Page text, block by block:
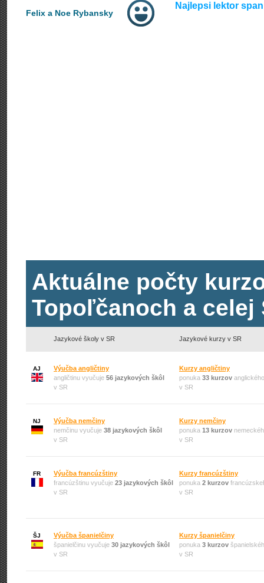
Felix a Noe Rybansky
Najlepsi lektor
Aktuálne počty
Topoľčanoch a celej
Jazykové školy v SR Jazykové kurzy v SR
AJ
Výučba angličtiny
angličtinu vyučuje 56 jazykových škôl
v SR
Kurzy angličtiny
ponuka 33 kurzov
v SR
NJ
Výučba nemčiny
nemčinu vyučuje 38 jazykových škôl
v SR
Kurzy nemčiny
ponuka 13 kurzov
v SR
FR
Výučba francúzštiny
francúzštinu vyučuje 23 jazykových škôl
v SR
Kurzy francúzštiny
ponuka 2 kurzov
v SR
ŠJ
Výučba španielčiny
španielčinu vyučuje 30 jazykových škôl
v SR
Kurzy španielčiny
ponuka 3 kurzov
v SR